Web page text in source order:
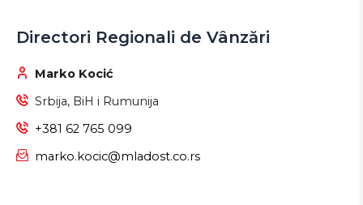
Directori Regionali de Vânzări
Marko Kocić
Srbija, BiH i Rumunija
+381 62 765 099
marko.kocic@mladost.co.rs